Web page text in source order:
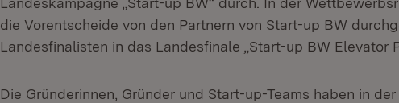
die Vorentscheide von den Partnern von Start-up BW
Landesfinalisten in das Landesfinale „Start-up BW Elevator
Die Gründerinnen, Gründer und Start-up-Teams haben in